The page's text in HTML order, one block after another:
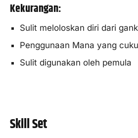
Kekurangan:
Sulit meloloskan diri dari gank
Penggunaan Mana yang
Sulit digunakan oleh pemula
Skill Set